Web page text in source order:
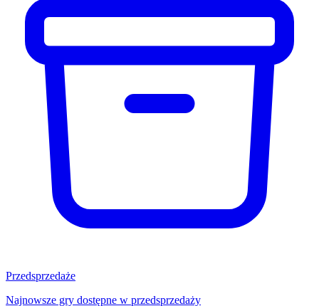
Przedsprzedaże
Najnowsze gry dostępne w przedsprzedaży